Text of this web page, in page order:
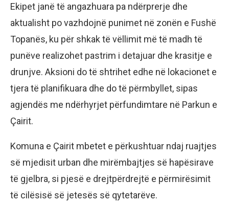
Ekipet janë të angazhuara pa ndërprerje dhe
aktualisht po vazhdojnë punimet në zonën e Fushë
Topanës, ku për shkak të vëllimit më të madh të
punëve realizohet pastrim i detajuar dhe krasitje e
drunjve. Aksioni do të shtrihet edhe në lokacionet e
tjera të planifikuara dhe do të përmbyllet, sipas
agjendës me ndërhyrjet përfundimtare në Parkun e
Çairit.
Komuna e Çairit mbetet e përkushtuar ndaj ruajtjes
së mjedisit urban dhe mirëmbajtjes së hapësirave
të gjelbra, si pjesë e drejtpërdrejtë e përmirësimit
të cilësisë së jetesës së qytetarëve.